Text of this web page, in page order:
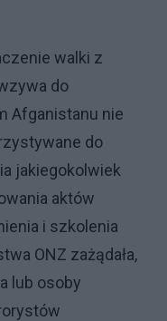
walki z
do
Afganistanu nie
do
jakiegokolwiek
aktów
i szkolenia
ONZ zażądała,
lub osoby